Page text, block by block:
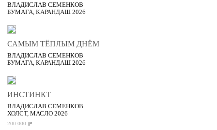
ВЛАДИСЛАВ СЕМЕНКОВ
БУМАГА, КАРАНДАШ 2026
САМЫМ ТЁПЛЫМ ДНЁМ
ВЛАДИСЛАВ СЕМЕНКОВ
БУМАГА, КАРАНДАШ 2026
ИНСТИНКТ
ВЛАДИСЛАВ СЕМЕНКОВ
ХОЛСТ, МАСЛО 2026
200 000 ₽